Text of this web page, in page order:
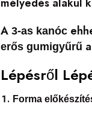
A3-as kanóc
erős gumigyűrű
Lépésről
Forma